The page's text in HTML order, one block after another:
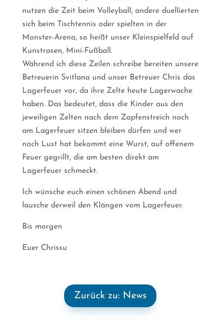
nutzen die Zeit beim Volleyball, andere duellierten
sich beim Tischtennis oder spielten in der
Monster-Arena, so heißt unser Kleinspielfeld auf
Kunstrasen, Mini-Fußball.
Während ich diese Zeilen schreibe bereiten unsere
Betreuerin Svitlana und unser Betreuer Chris das
Lagerfeuer vor, da ihre Zelte heute Lagerwache
haben. Das bedeutet, dass die Kinder aus den
jeweiligen Zelten nach dem Zapfenstreich noch
am Lagerfeuer sitzen bleiben dürfen und wer
noch Lust hat bekommt eine Wurst, auf offenem
Feuer gegrillt, die am besten direkt am
Lagerfeuer schmeckt.
Ich wünsche euch einen schönen Abend und
lausche derweil den Klängen vom Lagerfeuer.
Bis morgen
Euer Chrissu
Zurück zu: News